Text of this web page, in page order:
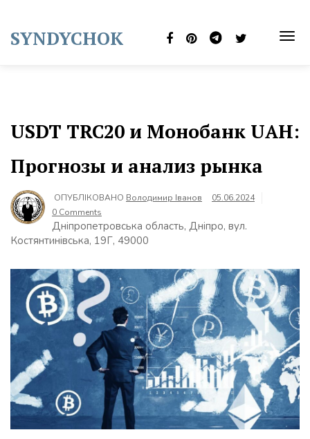
content
SYNDYCHOK
USDT TRC20 и Монобанк UAH:
Прогнозы и анализ рынка
ОПУБЛІКОВАНО Володимир Іванов
05.06.2024
0 Comments
Дніпропетровська область, Дніпро, вул.
Костянтинівська, 19Г, 49000